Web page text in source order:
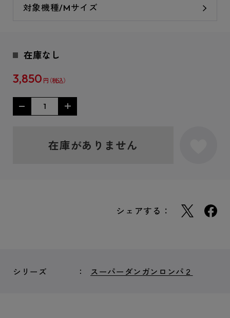
対象機種/Mサイズ
在庫なし
3,850 円
在庫がありません
シェアする：
シリーズ スーパーダンガンロンパ２